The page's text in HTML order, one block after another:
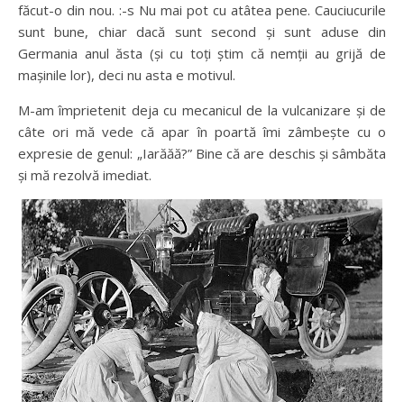
făcut-o din nou. :-s Nu mai pot cu atâtea pene. Cauciucurile
sunt bune, chiar dacă sunt second și sunt aduse din
Germania anul ăsta (și cu toți știm că nemții au grijă de
mașinile lor), deci nu asta e motivul.
M-am împrietenit deja cu mecanicul de la vulcanizare și de
câte ori mă vede că apar în poartă îmi zâmbește cu o
expresie de genul: „Iarăăă?” Bine că are deschis și sâmbăta
și mă rezolvă imediat.